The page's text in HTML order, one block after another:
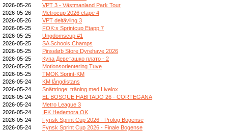
2026-05-26
VPT 3 - Västmanland Park Tour
2026-05-26
Metrocup 2026 etape 4
2026-05-26
VPT deltävling 3
2026-05-25
FOK:s Sprintcup Etapp 7
2026-05-25
Ungdomscup #1
2026-05-25
SA Schools Champs
2026-05-25
Pinseløb Store Dyrehave 2026
2026-05-25
Купа Деветашко плато - 2
2026-05-25
Motionsorientering Tuve
2026-05-25
TMOK Sprint-KM
2026-05-24
KM långdistans
2026-05-24
Snättringe: träning med Livelox
2026-05-24
EL BOSQUE HABITADO 26 - CORTEGANA
2026-05-24
Metro League 3
2026-05-24
IFK Hedemora OK
2026-05-24
Fynsk Sprint Cup 2026 - Prolog Bogense
2026-05-24
Fynsk Sprint Cup 2026 - Finale Bogense